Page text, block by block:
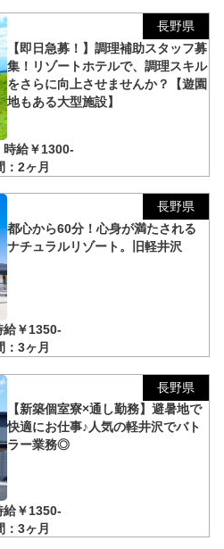
長野県
【即日急募！】調理補助スタッフ募
集！リゾートホテルで、調理スキル
をさらに向上させませんか？【遊園
地もある大型施設】
時給￥1300-
：2ヶ月
長野県
都心から60分！心身が満たされる
ナチュラルリゾート。旧軽井沢
給￥1350-
：3ヶ月
長野県
【新築個室寮×通し勤務】避暑地で
快適にお仕事♪人気の軽井沢でバト
ラー業務◎
給￥1350-
：3ヶ月